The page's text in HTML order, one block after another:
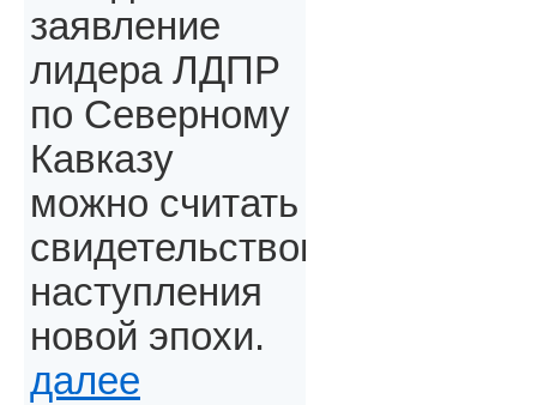
заявление
лидера ЛДПР
по Северному
Кавказу
можно считать
свидетельством
наступления
новой эпохи.
далее